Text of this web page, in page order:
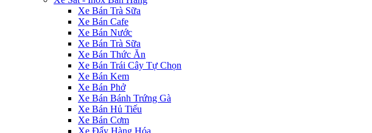
Xe Bán Trà Sữa
Xe Bán Cafe
Xe Bán Nước
Xe Bán Trà Sữa
Xe Bán Thức Ăn
Xe Bán Trái Cây Tự Chọn
Xe Bán Kem
Xe Bán Phở
Xe Bán Bánh Trứng Gà
Xe Bán Hủ Tiếu
Xe Bán Cơm
Xe Đẩy Hàng Hóa